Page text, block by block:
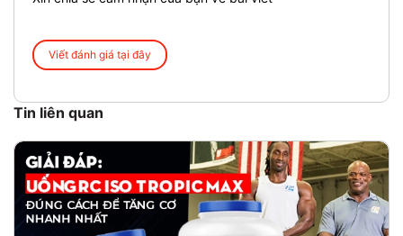
Viết đánh giá tại đây
Tin liên quan